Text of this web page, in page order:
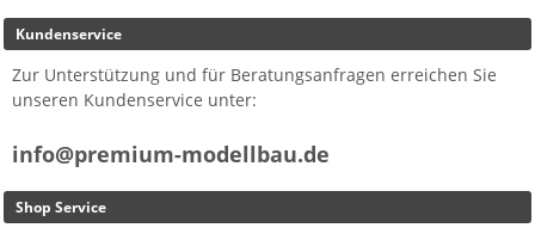
Kundenservice
Zur Unterstützung und für Beratungsanfragen erreichen Sie
unseren Kundenservice unter:
info@premium-modellbau.de
Shop Service